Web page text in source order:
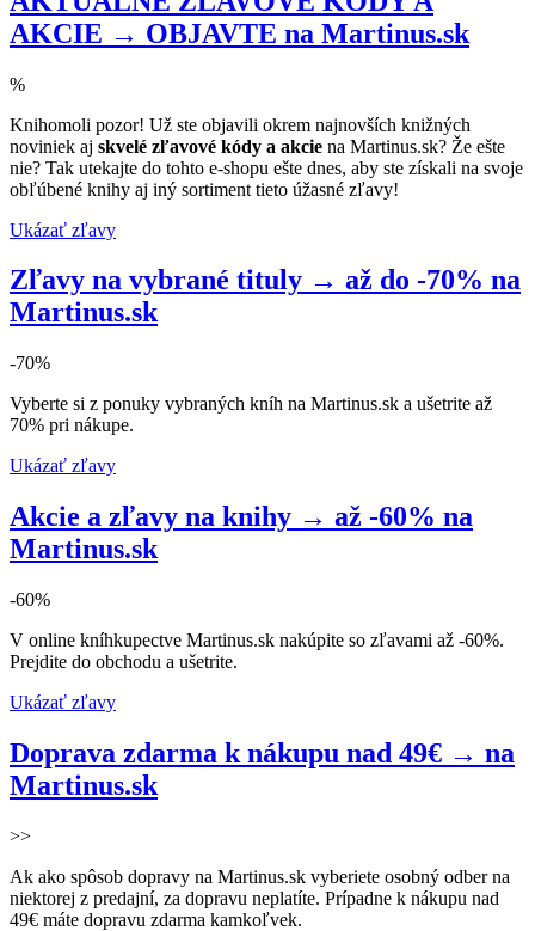
AKCIE → OBJAVTE na Martinus.sk
%
Knihomoli pozor! Už ste objavili okrem najnovších knižných
noviniek aj skvelé zľavové kódy a akcie na Martinus.sk? Že ešte
nie? Tak utekajte do tohto e-shopu ešte dnes, aby ste získali na svoje
obľúbené knihy aj iný sortiment tieto úžasné zľavy!
Ukázať zľavy
Zľavy na vybrané tituly → až do -70% na
Martinus.sk
-70%
Vyberte si z ponuky vybraných kníh na Martinus.sk a ušetrite až
70% pri nákupe.
Ukázať zľavy
Akcie a zľavy na knihy → až -60% na
Martinus.sk
-60%
V online kníhkupectve Martinus.sk nakúpite so zľavami až -60%.
Prejdite do obchodu a ušetrite.
Ukázať zľavy
Doprava zdarma k nákupu nad 49€ → na
Martinus.sk
>>
Ak ako spôsob dopravy na Martinus.sk vyberiete osobný odber na
niektorej z predajní, za dopravu neplatíte. Prípadne k nákupu nad
49€ máte dopravu zdarma kamkoľvek.